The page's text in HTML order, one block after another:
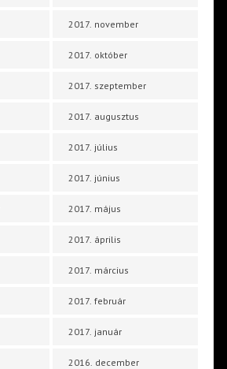
2017. november
2017. október
2017. szeptember
2017. augusztus
2017. július
2017. június
2017. május
2017. április
2017. március
2017. február
2017. január
2016. december